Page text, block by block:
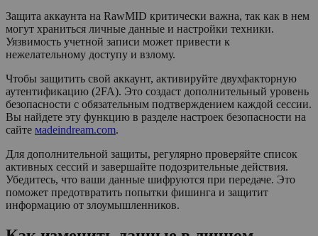
Защита аккаунта на RawMID критически важна, так как в нем
могут храниться личные данные и настройки техники.
Уязвимость учетной записи может привести к
нежелательному доступу и взлому.
Чтобы защитить свой аккаунт, активируйте двухфакторную
аутентификацию (2FA). Это создаст дополнительный уровень
безопасности с обязательным подтверждением каждой сессии.
Вы найдете эту функцию в разделе настроек безопасности на
сайте мadeindream.com.
Для дополнительной защиты, регулярно проверяйте список
активных сессий и завершайте подозрительные действия.
Убедитесь, что ваши данные шифруются при передаче. Это
поможет предотвратить попытки фишинга и защитит
информацию от злоумышленников.